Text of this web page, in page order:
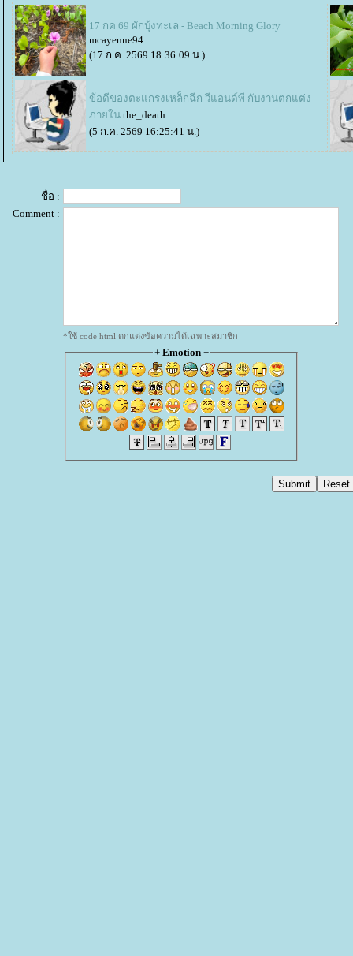
17 กค 69 ผักบุ้งทะเล - Beach Morning Glory
mcayenne94
(17 ก.ค. 2569 18:36:09 น.)
ข้อดีของตะแกรงเหล็กฉีก วีแอนด์พี กับงานตกแต่ง
ภายใน the_death
(5 ก.ค. 2569 16:25:41 น.)
ชื่อ :
Comment :
*ใช้ code html ตกแต่งข้อความได้เฉพาะสมาชิก
+ Emotion+